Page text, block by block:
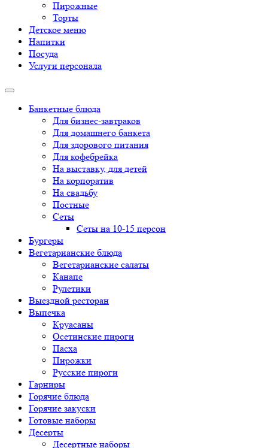
Пирожные
Торты
Детское меню
Напитки
Посуда
Услуги персонала
Банкетные блюда
Для бизнес-завтраков
Для домашнего банкета
Для здорового питания
Для кофебрейка
На выставку, для детей
На корпоратив
На свадьбу
Постные
Сеты
Сеты на 10-15 персон
Бургеры
Вегетарианские блюда
Вегетарианские салаты
Канапе
Рулетики
Выездной ресторан
Выпечка
Круасаны
Осетинские пироги
Пасха
Пирожки
Русские пироги
Гарниры
Горячие блюда
Горячие закуски
Готовые наборы
Десерты
Десертные наборы